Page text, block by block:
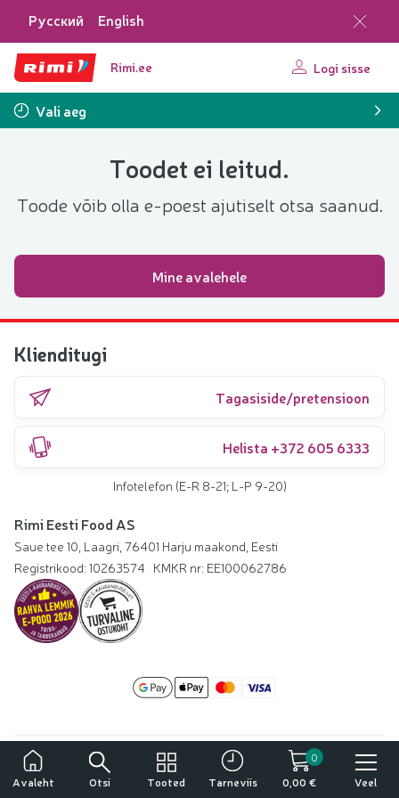
Русский English
Rimi.ee Logi sisse
Vali aeg
Toodet ei leitud.
Toode võib olla e-poest ajutiselt otsa saanud.
Mine avalehele
Klienditugi
Tagasiside/pretensioon
Helista +372 605 6333
Infotelefon (E-R 8-21; L-P 9-20)
Rimi Eesti Food AS
Saue tee 10, Laagri, 76401 Harju maakond, Eesti
Registrikood: 10263574
KMKR nr: EE100062786
Русский
English
Küpsiste seadedJuurdepääsetavuse avaldus
Privaatsuspoliitika
KasutustingimusedTööpakkumised
Tähelepanu!
Tegemist on alkoholiga. Alkohol võib kahjustada teie tervist.
Avaleht Otsi Tooted Tarneviis
0
0,00 €
Veel